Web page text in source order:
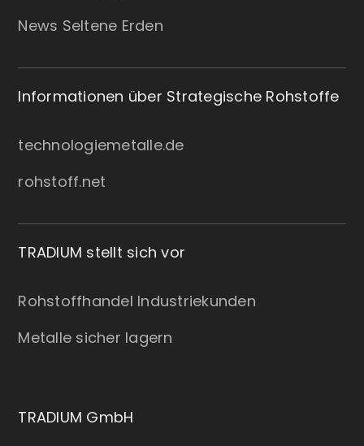
News Seltene Erden
Informationen über Strategische Rohstoffe
technologiemetalle.de
rohstoff.net
TRADIUM stellt sich vor
Rohstoffhandel Industriekunden
Metalle sicher lagern
TRADIUM GmbH